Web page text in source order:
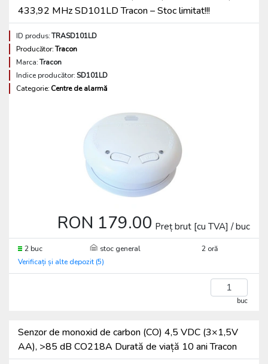
433,92 MHz SD101LD Tracon – Stoc limitat!!!
ID produs:TRASD101LD
Producător:Tracon
Marca:Tracon
Indice producător:SD101LD
Categorie: Centre de alarmă
RON 179.00 Preț brut [cu TVA] / buc
2 buc stoc general
2 oră
Verificați și alte depozit (5)
buc
Senzor de monoxid de carbon (CO) 4,5 VDC (3×1,5V
AA), >85 dB CO218A Durată de viață 10 ani Tracon